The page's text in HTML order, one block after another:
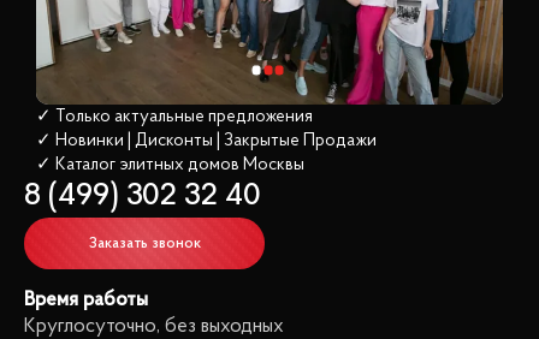
✓ Только актуальные предложения
✓ Новинки | Дисконты | Закрытые Продажи
✓ Каталог элитных домов Москвы
8 (499) 302 32 40
Заказать звонок
Время работы
Круглосуточно, без выходных